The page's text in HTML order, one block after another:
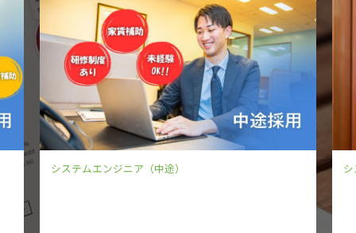
システムエンジニア（中途）